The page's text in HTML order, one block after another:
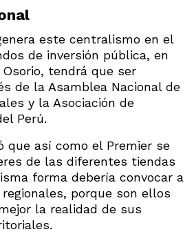
este centralismo en el
de inversión pública, en
tendrá que ser
de la Asamblea Nacional de
y la Asociación de
Perú.
que así como el Premier se
de las diferentes tiendas
forma debería convocar a
porque son ellos
la realidad de sus